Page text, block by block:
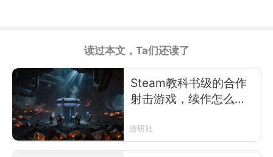
读过本文，Ta们还读了
Steam教科书级的合作
射击游戏，续作怎么在
游研社